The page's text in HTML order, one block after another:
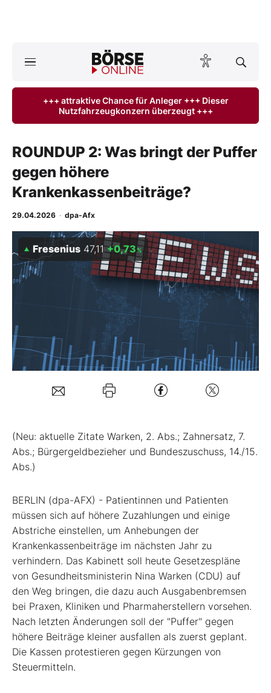
ktuelle Ausgabe BÖRSE ONLINE lesen
Finanz-Check
BO-Musterdepots
Experten
Mein Konto
+++ attraktive Chance für Anleger +++ Dieser
Nutzfahrzeugkonzern überzeugt +++
ROUNDUP 2: Was bringt der Puffer
gegen höhere
Krankenkassenbeiträge?
29.04.2026 · dpa-Afx
Fresenius 47,11 +0,73%
(Neu: aktuelle Zitate Warken, 2. Abs.; Zahnersatz, 7.
Abs.; Bürgergeldbezieher und Bundeszuschuss, 14./15.
Abs.)
BERLIN (dpa-AFX) - Patientinnen und Patienten
müssen sich auf höhere Zuzahlungen und einige
Abstriche einstellen, um Anhebungen der
Krankenkassenbeiträge im nächsten Jahr zu
verhindern. Das Kabinett soll heute Gesetzespläne
von Gesundheitsministerin Nina Warken (CDU) auf
den Weg bringen, die dazu auch Ausgabenbremsen
bei Praxen, Kliniken und Pharmaherstellern vorsehen.
Nach letzten Änderungen soll der "Puffer" gegen
höhere Beiträge kleiner ausfallen als zuerst geplant.
Die Kassen protestieren gegen Kürzungen von
Steuermitteln.